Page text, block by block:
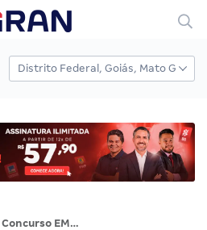
Concurso EMATER AL: Senador solicita novo certame!VEJA